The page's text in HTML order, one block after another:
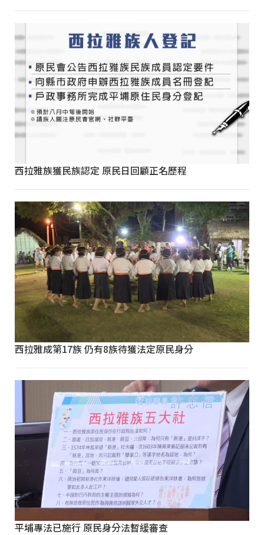
西拉雅族獲民族認定 原民日回顧正名歷程
西拉雅成第17族 仍有8族待獲法定原民身分
平埔專法已施行 原民身分法暫緩審查